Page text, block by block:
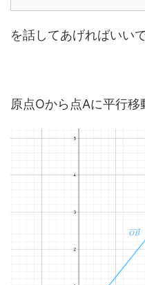
を話してあげればいい
原点Oから点Aに平行移